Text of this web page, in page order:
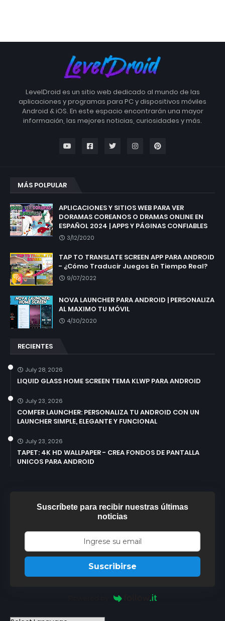
LevelDroid es un sitio web dedicado al mundo de las
aplicaciones y programas para PC y dispositivos móviles
Android & iOS. En este espacio encontrarán una mayor
información, las mejores noticias, curiosidades y más.
MÁS POLPULAR
APLICACIONES Y SITIOS WEB PARA VER
DORAMAS COREANOS O DRAMAS ONLINE EN
ESPAÑOL 2024 | APPS Y PÁGINAS CONFIABLES
3/12/2020
TAP TO TRANSLATE SCREEN APP PARA ANDROID
- ¿Cómo Traducir Juegos En Tiempo Real?
9/07/2022
NOVA LAUNCHER PARA ANDROID | PERSONALIZA
AL MAXIMO TU MÓVIL
4/30/2020
RECIENTES
July 28, 2026
LIQUID GLASS HOME SCREEN TEMA KLWP PARA ANDROID
July 23, 2026
COMFER LAUNCHER: PERSONALIZA TU ANDROID CON UN
LAUNCHER SIMPLE, ELEGANTE Y FUNCIONAL
July 23, 2026
TAPET: 4K HD WALLPAPER - CREA FONDOS DE PANTALLA
UNICOS PARA ANDROID
Suscríbete para recibir nuestras últimas
noticias
Suscribirse